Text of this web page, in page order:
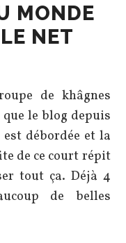
MONDE
NET
de khâgnes
le blog depuis
débordée et la
de ce court répit
tout ça. Déjà 4
de belles